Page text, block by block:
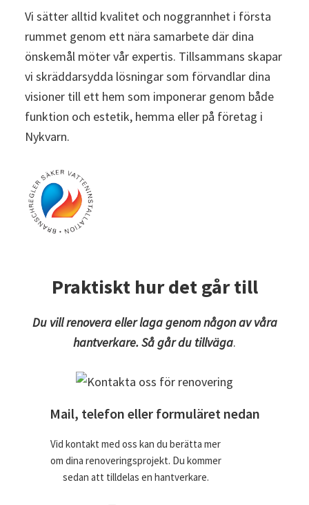
Vi sätter alltid kvalitet och noggrannhet i första
rummet genom ett nära samarbete där dina
önskemål möter vår expertis. Tillsammans skapar
vi skräddarsydda lösningar som förvandlar dina
visioner till ett hem som imponerar genom både
funktion och estetik, hemma eller på företag i
Nykvarn.
Praktiskt hur det går till
Du vill renovera eller laga genom någon av våra
hantverkare. Så går du tillväga.
Mail, telefon eller formuläret nedan
Vid kontakt med oss kan du berätta mer
om dina renoveringsprojekt. Du kommer
sedan att tilldelas en hantverkare.